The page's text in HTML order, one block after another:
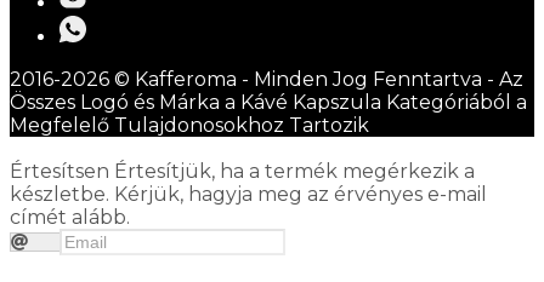
2016-2026 © Kafferoma - Minden Jog Fenntartva - Az
Összes Logó és Márka a Kávé Kapszula Kategóriából a
Megfelelő Tulajdonosokhoz Tartozik
Értesítsen Értesítjük, ha a termék megérkezik a
készletbe. Kérjük, hagyja meg az érvényes e-mail
címét alább.